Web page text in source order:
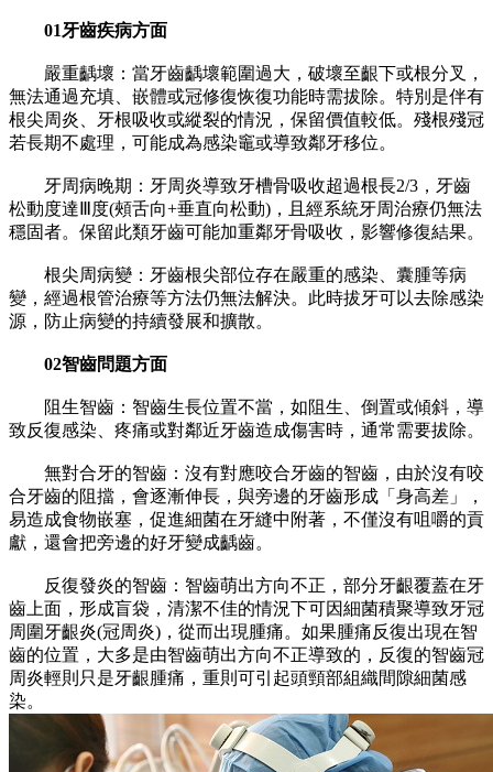
01牙齒疾病方面
嚴重齲壞：當牙齒齲壞範圍過大，破壞至齦下或根分叉，
無法通過充填、嵌體或冠修復恢復功能時需拔除。特別是伴有
根尖周炎、牙根吸收或縱裂的情況，保留價值較低。殘根殘冠
若長期不處理，可能成為感染竈或導致鄰牙移位。
牙周病晚期：牙周炎導致牙槽骨吸收超過根長2/3，牙齒
松動度達Ⅲ度(頰舌向+垂直向松動)，且經系統牙周治療仍無法
穩固者。保留此類牙齒可能加重鄰牙骨吸收，影響修復結果。
根尖周病變：牙齒根尖部位存在嚴重的感染、囊腫等病
變，經過根管治療等方法仍無法解決。此時拔牙可以去除感染
源，防止病變的持續發展和擴散。
02智齒問題方面
阻生智齒：智齒生長位置不當，如阻生、倒置或傾斜，導
致反復感染、疼痛或對鄰近牙齒造成傷害時，通常需要拔除。
無對合牙的智齒：沒有對應咬合牙齒的智齒，由於沒有咬
合牙齒的阻擋，會逐漸伸長，與旁邊的牙齒形成「身高差」，
易造成食物嵌塞，促進細菌在牙縫中附著，不僅沒有咀嚼的貢
獻，還會把旁邊的好牙變成齲齒。
反復發炎的智齒：智齒萌出方向不正，部分牙齦覆蓋在牙
齒上面，形成盲袋，清潔不佳的情況下可因細菌積聚導致牙冠
周圍牙齦炎(冠周炎)，從而出現腫痛。如果腫痛反復出現在智
齒的位置，大多是由智齒萌出方向不正導致的，反復的智齒冠
周炎輕則只是牙齦腫痛，重則可引起頭頸部組織間隙細菌感
染。